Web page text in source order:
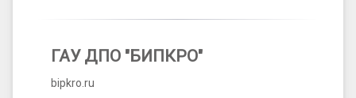
ГАУ ДПО "БИПКРО"
bipkro.ru